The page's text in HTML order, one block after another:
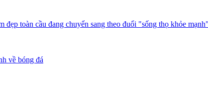
toàn cầu đang chuyển sang theo đuổi "sống thọ khỏe
về bóng đá